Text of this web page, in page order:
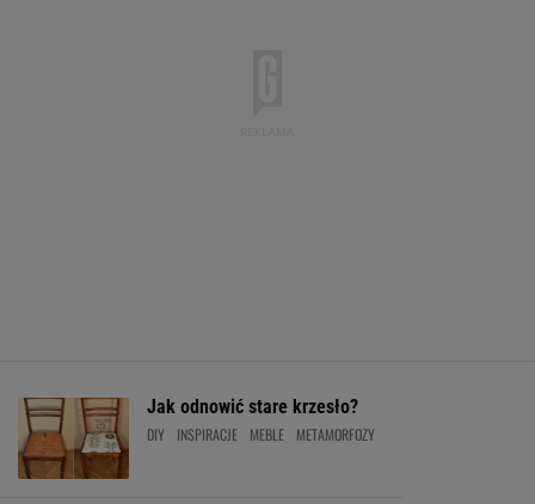
Jak odnowić stare krzesło?
DIY INSPIRACJE MEBLE METAMORFOZY